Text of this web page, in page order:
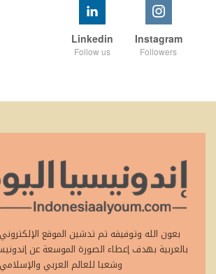
Instagram
Followers
Linkedin
Follow us
بعون الله وتوفيقه تم تدشين الموقع
بالعربية بهدف إعطاء الصورة الموسعة عن
وشعبا للعالم العربي